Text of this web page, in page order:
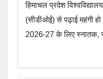
हिमाचल प्रदेश
(सीडीओई) से पढ़ाई महंगी
2026-27 के लिए स्नातक,